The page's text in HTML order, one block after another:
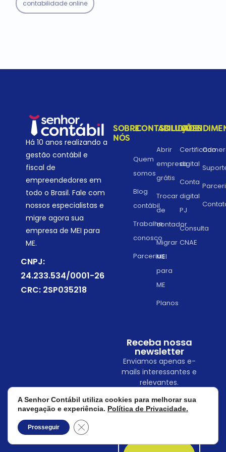
contabilidade online
Há 10 anos realizando a
gestão contábil e
fiscal de
empreendedores em
todo o Brasil. Fale com
nossos especialistas e
migre agora sua
empresa de MEI para
ME.
CNPJ:
24.233.534/0001-26
CRC: 2SP035218
SOBRE
NÓS
Quem
somos
Blog
contábil
Trabalhe
conosco
Parcerias
CONTABILIDADE
Abrir
empresa
grátis
Trocar
de
contador
Migrar
MEI
para
ME
Planos
SOLUÇÕES
Certificado
digital
Conta
digital
PJ
Consulta
CNAE
Receba nossa
newsletter
Enviamos apenas e-
mails interessantes e
relevantes.
A Senhor Contábil utiliza cookies para melhorar sua
navegação e experiência. Política de Privacidade.
Prosseguir Close GDPR Cookie Banner